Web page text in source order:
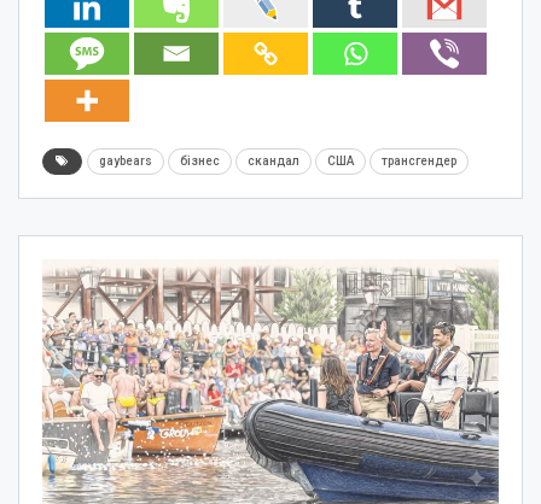
gaybears бізнес скандал США трансгендер